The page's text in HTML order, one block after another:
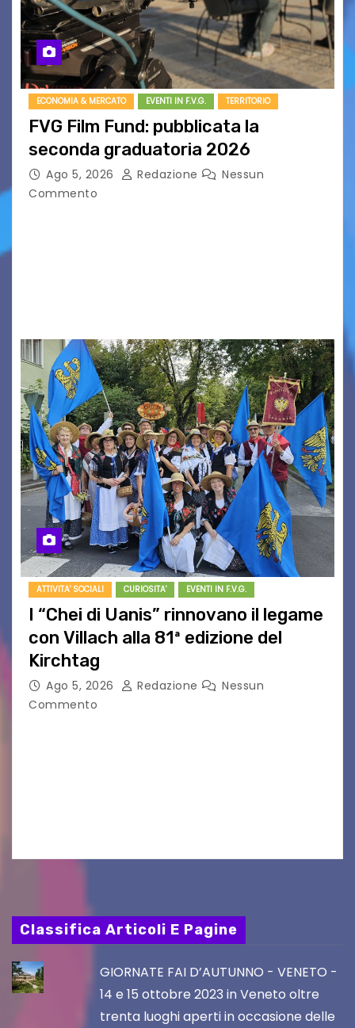
ECONOMIA & MERCATO EVENTI IN F.V.G. TERRITORIO
FVG Film Fund: pubblicata la
seconda graduatoria 2026
Ago 5, 2026 Redazione
Nessun
Commento
ATTIVITA' SOCIALI CURIOSITA' EVENTI IN F.V.G.
I “Chei di Uanis” rinnovano il legame
con Villach alla 81ª edizione del
Kirchtag
Ago 5, 2026 Redazione
Nessun
Commento
Classifica Articoli E Pagine
GIORNATE FAI D’AUTUNNO - VENETO -
14 e 15 ottobre 2023 in Veneto oltre
trenta luoghi aperti in occasione delle